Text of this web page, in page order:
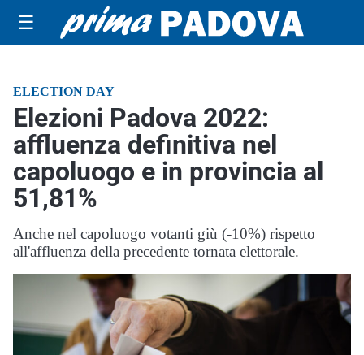
☰
ELECTION DAY
Elezioni Padova 2022:
affluenza definitiva nel
capoluogo e in provincia al
51,81%
Anche nel capoluogo votanti giù (-10%) rispetto
all'affluenza della precedente tornata elettorale.